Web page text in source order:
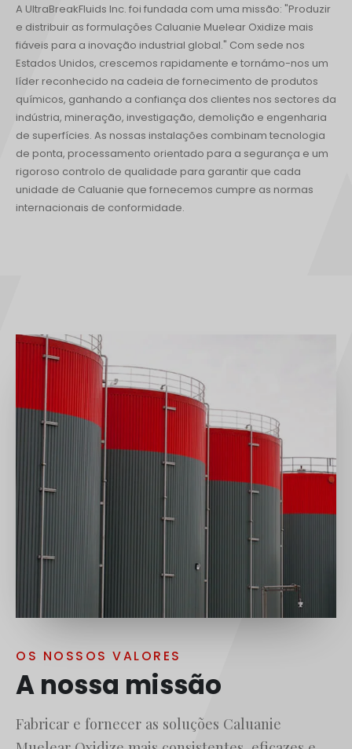
A UltraBreakFluids Inc. foi fundada com uma missão: "Produzir
e distribuir as formulações Caluanie Muelear Oxidize mais
fiáveis para a inovação industrial global." Com sede nos
Estados Unidos, crescemos rapidamente e tornámo-nos um
líder reconhecido na cadeia de fornecimento de produtos
químicos, ganhando a confiança dos clientes nos sectores da
indústria, mineração, investigação, demolição e engenharia
de superfícies. As nossas instalações combinam tecnologia
de ponta, processamento orientado para a segurança e um
rigoroso controlo de qualidade para garantir que cada
unidade de Caluanie que fornecemos cumpre as normas
internacionais de conformidade.
OS NOSSOS VALORES
A nossa missão
Fabricar e fornecer as soluções Caluanie